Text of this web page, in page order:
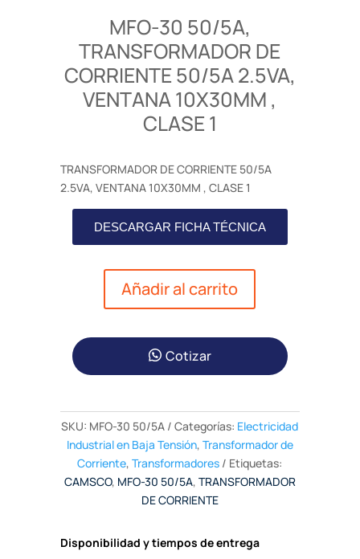
MFO-30 50/5A,
TRANSFORMADOR DE
CORRIENTE 50/5A 2.5VA,
VENTANA 10X30MM ,
CLASE 1
TRANSFORMADOR DE CORRIENTE 50/5A
2.5VA, VENTANA 10X30MM , CLASE 1
DESCARGAR FICHA TÉCNICA
Añadir al carrito
Cotizar
SKU: MFO-30 50/5A Categorías: Electricidad
Industrial en Baja Tensión, Transformador de
Corriente,Transformadores
Etiquetas:
CAMSCO, MFO-30 50/5A, TRANSFORMADOR
DE CORRIENTE
Disponibilidad y tiempos de entrega